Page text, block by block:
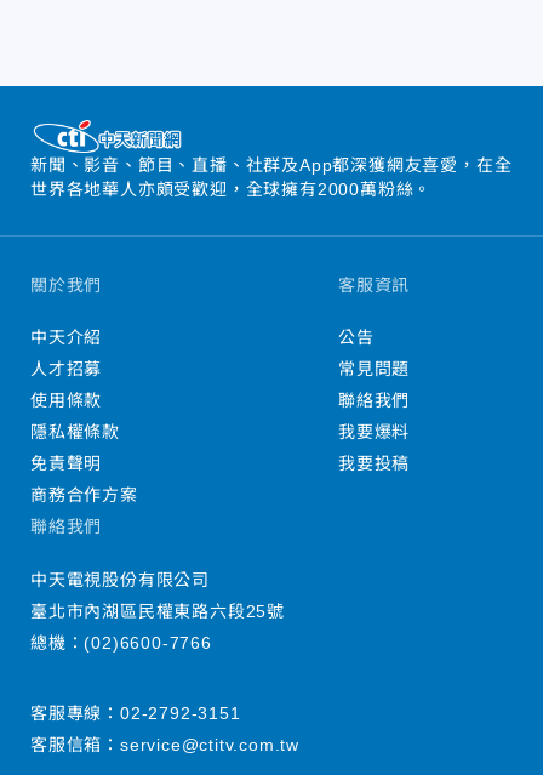
新聞、影音、節目、直播、社群及App都深獲網友喜愛，在全
世界各地華人亦頗受歡迎，全球擁有2000萬粉絲。
關於我們
中天介紹
人才招募
使用條款
隱私權條款
免責聲明
商務合作方案
客服資訊
公告
常見問題
聯絡我們
我要爆料
我要投稿
聯絡我們
中天電視股份有限公司
臺北市內湖區民權東路六段25號
總機：(02)6600-7766
客服專線： 02-2792-3151
客服信箱： service@ctitv.com.tw